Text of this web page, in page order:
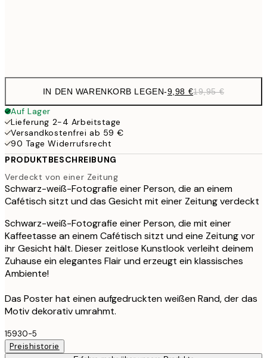
IN DEN WARENKORB LEGEN-9,98 €19,95 €
Auf Lager
Lieferung 2-4 Arbeitstage
Versandkostenfrei ab 59 €
90 Tage Widerrufsrecht
PRODUKTBESCHREIBUNG
Verdeckt von einer Zeitung
Schwarz-weiß-Fotografie einer Person, die an einem
Cafétisch sitzt und das Gesicht mit einer Zeitung verdeckt
Schwarz-weiß-Fotografie einer Person, die mit einer
Kaffeetasse an einem Cafétisch sitzt und eine Zeitung vor
ihr Gesicht hält. Dieser zeitlose Kunstlook verleiht deinem
Zuhause ein elegantes Flair und erzeugt ein klassisches
Ambiente!
Das Poster hat einen aufgedruckten weißen Rand, der das
Motiv dekorativ umrahmt.
15930-5
Preishistorie